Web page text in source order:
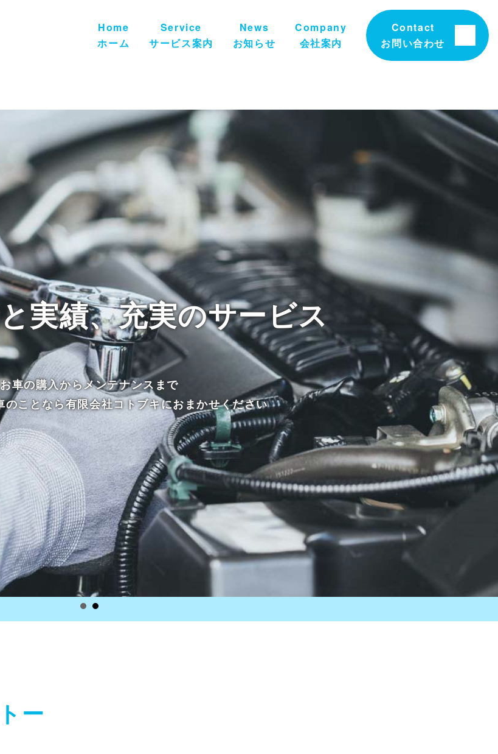
Home
ホーム
Service
サービス案内
News
お知らせ
Company
会社案内
Contact
お問い合わせ
実績、充実のサービス
お車の購入からメンテナンスまで
のことなら有限会社コトブキにおまかせください
ー